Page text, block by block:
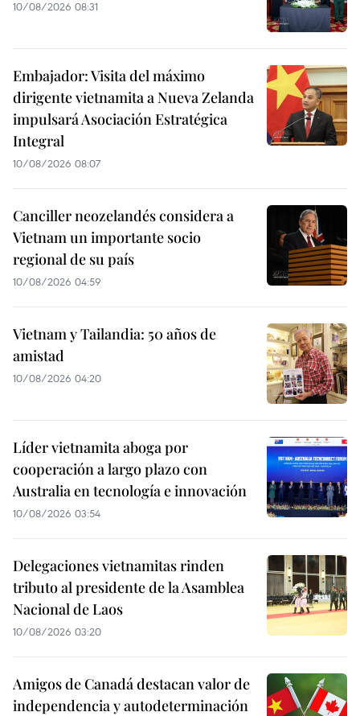
10/08/2026 08:31
Embajador: Visita del máximo
dirigente vietnamita a Nueva Zelanda
impulsará Asociación Estratégica
Integral
10/08/2026 08:07
Canciller neozelandés considera a
Vietnam un importante socio
regional de su país
10/08/2026 04:59
Vietnam y Tailandia: 50 años de
amistad
10/08/2026 04:20
Líder vietnamita aboga por
cooperación a largo plazo con
Australia en tecnología e innovación
10/08/2026 03:54
Delegaciones vietnamitas rinden
tributo al presidente de la Asamblea
Nacional de Laos
10/08/2026 03:20
Amigos de Canadá destacan valor de
independencia y autodeterminación